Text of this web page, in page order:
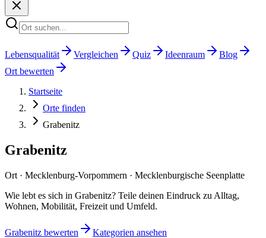
Lebensqualität Vergleichen Quiz Ideenraum
Blog
Ort bewerten
Startseite
Orte finden
Grabenitz
Grabenitz
Ort · Mecklenburg-Vorpommern · Mecklenburgische Seenplatte
Wie lebt es sich in Grabenitz? Teile deinen Eindruck zu Alltag,
Wohnen, Mobilität, Freizeit und Umfeld.
Grabenitz bewerten Kategorien ansehen